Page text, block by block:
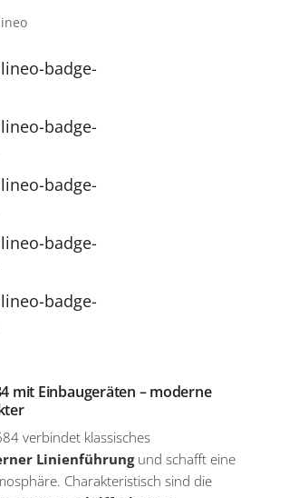
mit Einbaugeräten – moderne
verbindet klassisches
Linienführungund schafft eine
Charakteristisch sind die